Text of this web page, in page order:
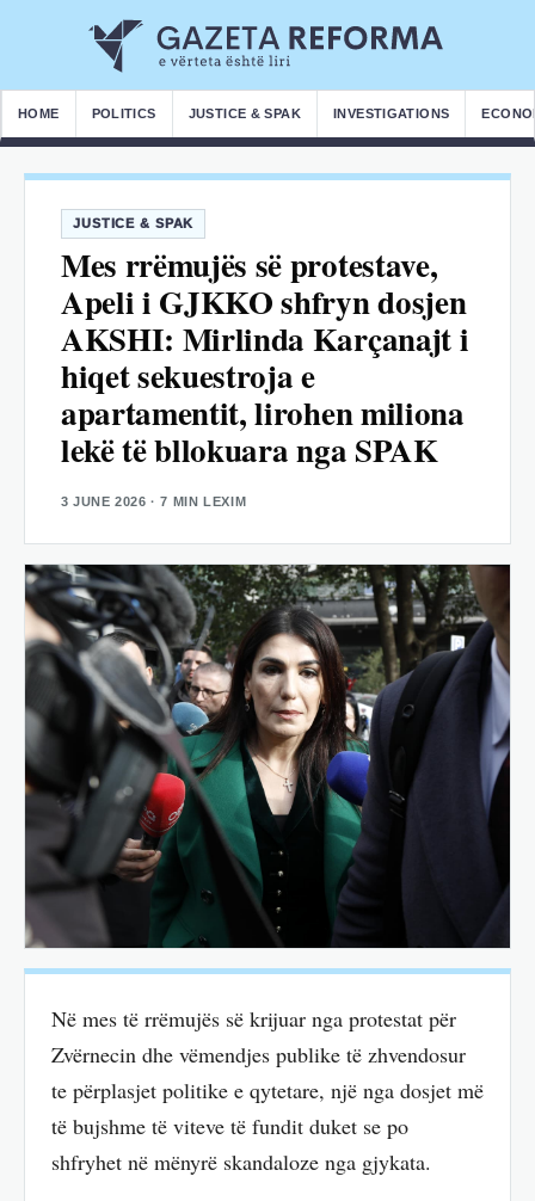
HOME POLITICS JUSTICE & SPAK INVESTIGATIONS
JUSTICE & SPAK
Mes rrëmujës së protestave,
Apeli i GJKKO shfryn dosjen
AKSHI: Mirlinda Karçanajt i
hiqet sekuestroja e
apartamentit, lirohen miliona
lekë të bllokuara nga SPAK
3 JUNE 2026 · 7 MIN LEXIM
Në mes të rrëmujës së krijuar nga protestat për
Zvërnecin dhe vëmendjes publike të zhvendosur
te përplasjet politike e qytetare, një nga dosjet më
të bujshme të viteve të fundit duket se po
shfryhet në mënyrë skandaloze nga gjykata.